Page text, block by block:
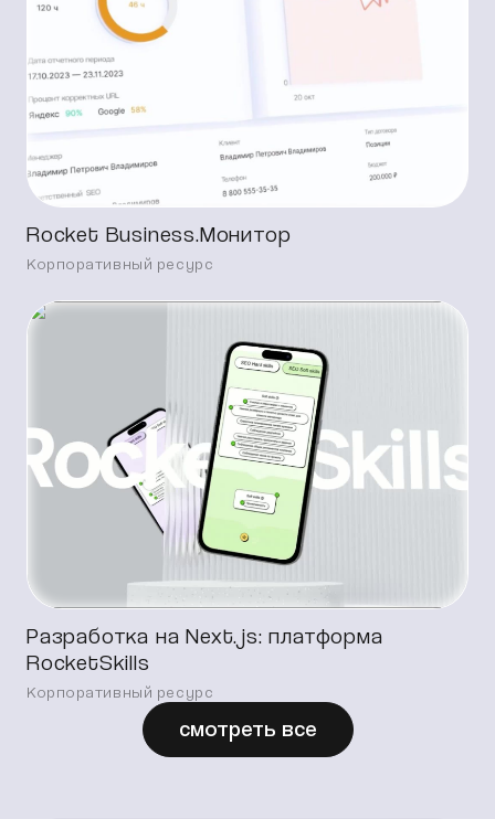
Rocket Business.Монитор
Корпоративный ресурс
Разработка на Next.js: платформа
RocketSkills
Корпоративный ресурс
смотреть все